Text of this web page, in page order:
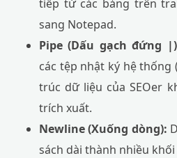
tiếp từ các bảng trên
sang Notepad.
Pipe (Dấu gạch đứng
các tệp nhật ký hệ thống
trúc dữ liệu của SEOer
trích xuất.
Newline (Xuống dòng):
sách dài thành nhiều